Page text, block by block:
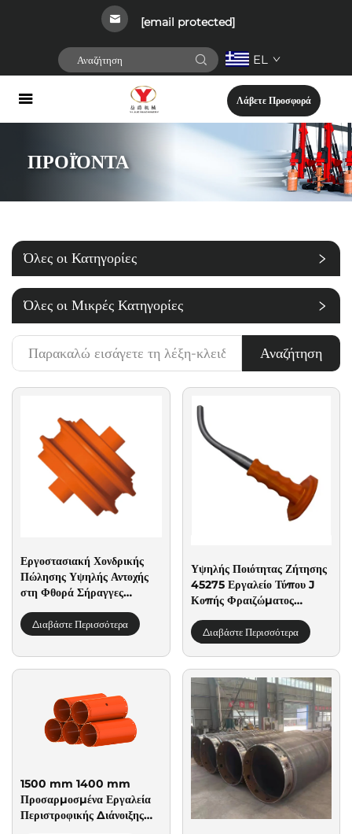
[email protected]
EL
Λάβετε Προσφορά
ΠΡΟΪΌΝΤΑ
Όλες οι Κατηγορίες
Όλες οι Μικρές Κατηγορίες
Αναζήτηση
Εργοστασιακή Χονδρικής
Πώλησης Υψηλής Αντοχής
στη Φθορά Σήραγγες
Κυλιόμενος Δισκοπρίονος
Διαβάστε Περισσότερα
Υψηλής Ποιότητας Ζήτησης
45275 Εργαλείο Τύπου J
Κοπής Φραιζώματος
Αφαίρεσης Εργαλείων
Κοπτικών
Διαβάστε Περισσότερα
1500 mm 1400 mm
Προσαρμοσμένα Εργαλεία
Περιστροφικής Διάνοιξης